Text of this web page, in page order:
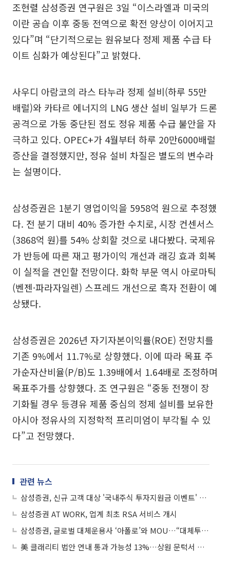
조현렬 삼성증권 연구원은 3일 “이스라엘과 미국의
이란 공습 이후 중동 전역으로 확전 양상이 이어지고
있다”며 “단기적으로는 원유보다 정제 제품 수급 타
이트 심화가 예상된다”고 밝혔다.
사우디 아람코의 라스 타누라 정제 설비(하루 55만
배럴)와 카타르 에너지의 LNG 생산 설비 일부가 드론
공격으로 가동 중단된 점도 정유 제품 수급 불안을 자
극하고 있다. OPEC+가 4월부터 하루 20만6000배럴
증산을 결정했지만, 정유 설비 차질은 별도의 변수라
는 설명이다.
삼성증권은 1분기 영업이익을 5958억 원으로 추정했
다. 전 분기 대비 40% 증가한 수치로, 시장 컨센서스
(3868억 원)를 54% 상회할 것으로 내다봤다. 국제유
가 반등에 따른 재고 평가이익 개선과 래깅 효과 회복
이 실적을 견인할 전망이다. 화학 부문 역시 아로마틱
(벤젠·파라자일렌) 스프레드 개선으로 흑자 전환이 예
상됐다.
삼성증권은 2026년 자기자본이익률(ROE) 전망치를
기존 9%에서 11.7%로 상향했다. 이에 따라 목표 주
가순자산비율(P/B)도 1.39배에서 1.64배로 조정하며
목표주가를 상향했다. 조 연구원은 “중동 전쟁이 장
기화될 경우 등경유 제품 중심의 정제 설비를 보유한
아시아 정유사의 지정학적 프리미엄이 부각될 수 있
다”고 전망했다.
관련 뉴스
삼성증권, 신규 고객 대상 '국내주식 투자지원금 이벤트' 실시
삼성증권 AT WORK, 업계 최초 RSA 서비스 개시
삼성증권, 글로벌 대체운용사 ‘아폴로’와 MOU…“대체투자 라인업 강화”
美 클래리티 법안 연내 통과 가능성 13%…상원 문턱서 제동